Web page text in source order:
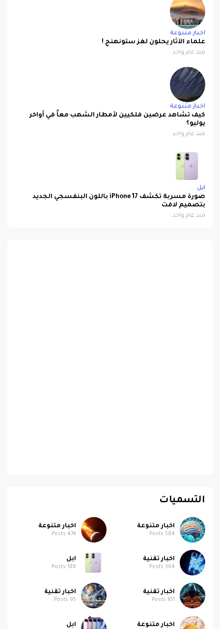
اخبار متنوعة
علماء الآثار يحلون لغز ستونهنج !
منذ عام واحد
اخبار متنوعة
كيف تشاهد عرضين فلكيين لأمطار الشهب معاً في أواخر
يوليو؟
منذ عام واحد
ابل
صورة مسربة تكشف iPhone 17 باللون البنفسجي الجديد
بتصميم لافت
منذ عام واحد
التسميات
اخبار متنوعة
584
اخبار متنوعة
474
اخبار تقنية
364
ابل
186
اخبار تقنية
101
اخبار تقنية
95
اخبار متنوعة ابل